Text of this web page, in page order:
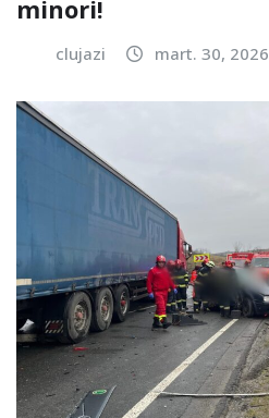
minori!
clujazi mart. 30, 2026